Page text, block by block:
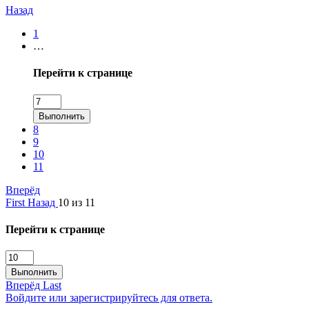
Назад
1
…
Перейти к странице
Выполнить
8
9
10
11
Вперёд
First Назад 10 из 11
Перейти к странице
Выполнить
Вперёд Last
Войдите или зарегистрируйтесь для ответа.